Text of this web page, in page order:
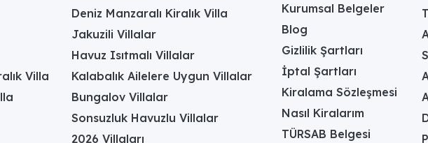
Villa
Deniz Manzaralı Kiralık Villa
Jakuzili Villalar
Havuz Isıtmalı Villalar
Kalabalık Ailelere Uygun Villalar
Bungalov Villalar
Sonsuzluk Havuzlu Villalar
2026 Villaları
Kurumsal Belgeler
Blog
Gizlilik Şartları
İptal Şartları
Kiralama Sözleşmesi
Nasıl Kiralarım
TÜRSAB Belgesi